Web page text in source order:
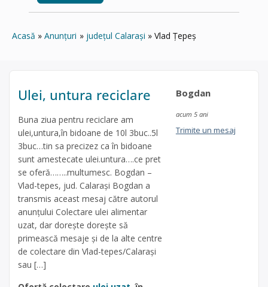
Acasă Anunțuri județul Calarași Vlad Ţepeş
Ulei, untura reciclare
Buna ziua pentru reciclare am
ulei,untura,în bidoane de 10l 3buc..5l
3buc…tin sa precizez ca în bidoane
sunt amestecate ulei.untura….ce pret
se oferă……..multumesc. Bogdan –
Vlad-tepes, jud. Calarași Bogdan a
transmis aceast mesaj către autorul
anunțului Colectare ulei alimentar
uzat, dar dorește dorește să
primească mesaje și de la alte centre
de colectare din Vlad-tepes/Calarași
sau […]
Bogdan
acum 5 ani
Trimite un mesaj